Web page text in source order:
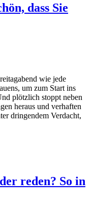
dass Sie
wie jede
um zum Start ins
plötzlich stoppt neben
heraus und verhaften
dringendem Verdacht,
reden? So in